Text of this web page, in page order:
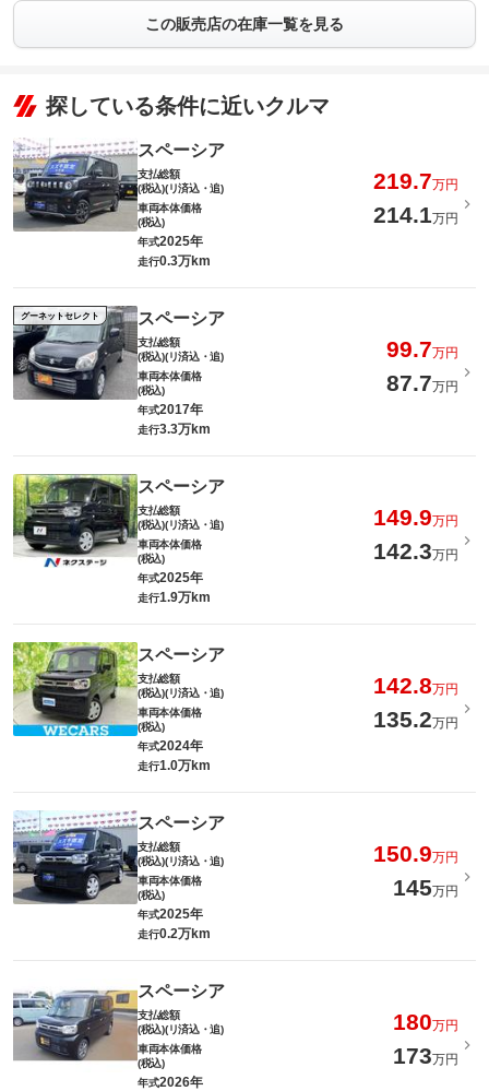
この販売店の在庫一覧を見る
探している条件に近いクルマ
スペーシア
支払総額
(税込)(リ済込・追)
219.7万円
車両本体価格
(税込)
214.1万円
年式2025年
走行0.3万km
グーネットセレクト スペーシア
支払総額
(税込)(リ済込・追)
99.7万円
車両本体価格
(税込)
87.7万円
年式2017年
走行3.3万km
スペーシア
支払総額
(税込)(リ済込・追)
149.9万円
車両本体価格
(税込)
142.3万円
年式2025年
走行1.9万km
スペーシア
支払総額
(税込)(リ済込・追)
142.8万円
車両本体価格
(税込)
135.2万円
年式2024年
走行1.0万km
スペーシア
支払総額
(税込)(リ済込・追)
150.9万円
車両本体価格
(税込)
145万円
年式2025年
走行0.2万km
スペーシア
支払総額
(税込)(リ済込・追)
180万円
車両本体価格
(税込)
173万円
年式2026年